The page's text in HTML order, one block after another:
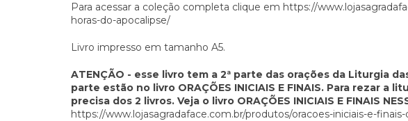
Para acessar a coleção completa clique em https://
horas-do-apocalipse/
Livro impresso em tamanho A5.
ATENÇÃO - esse livro tem a 2ª parte das orações da Liturgia das
parte estão no livro ORAÇÕES INICIAIS E FINAIS. Para rezar a
precisa dos 2 livros. Veja o livro ORAÇÕES INICIAIS E FINAIS
https://www.lojasagradaface.com.br/produtos/oracoes-iniciais-e-